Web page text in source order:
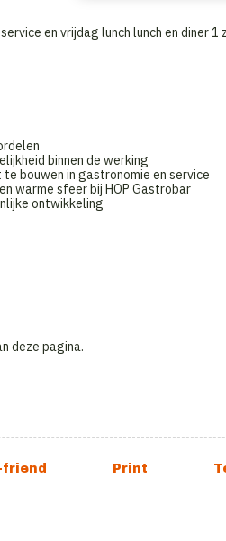
en vrijdag lunch lunch en diner
binnen de werking
bouwen in gastronomie en service
warme sfeer bij HOP Gastrobar
ontwikkeling
deze pagina.